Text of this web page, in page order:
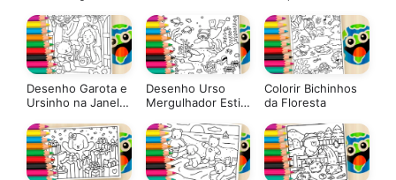
Bobbie Goods
para Colorir
para Colorir
Desenho Garota e
Ursinho na Janela
Goods para Colorir
Desenho Urso
Mergulhador Estilo
GRÁTIS ▷ Pinte no
Celular
Colorir Bichinhos
da Floresta